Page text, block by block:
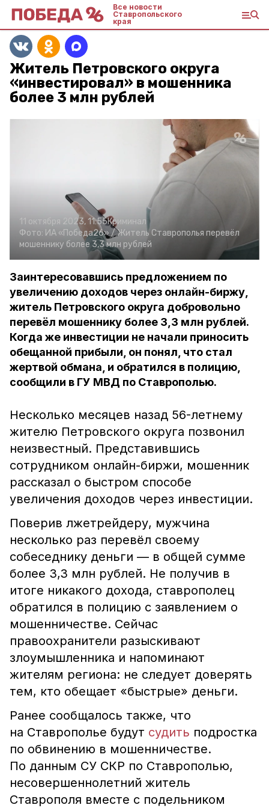
Все новости
Ставропольского
края
Житель Петровского округа
«инвестировал» в мошенника
более 3 млн рублей
11 октября 2023, 11:55Криминал
Фото: ИА «Победа26» /Житель Ставрополья перевёл
мошеннику более 3,3 млн рублей
Заинтересовавшись предложением по
увеличению доходов через онлайн-биржу,
житель Петровского округа добровольно
перевёл мошеннику более 3,3 млн рублей.
Когда же инвестиции не начали приносить
обещанной прибыли, он понял, что стал
жертвой обмана, и обратился в полицию,
сообщили в ГУ МВД по Ставрополью.
Несколько месяцев назад 56-летнему
жителю Петровского округа позвонил
неизвестный. Представившись
сотрудником онлайн-биржи, мошенник
рассказал о быстром способе
увеличения доходов через инвестиции.
Поверив лжетрейдеру, мужчина
несколько раз перевёл своему
собеседнику деньги — в общей сумме
более 3,3 млн рублей. Не получив в
итоге никакого дохода, ставрополец
обратился в полицию с заявлением о
мошенничестве. Сейчас
правоохранители разыскивают
злоумышленника и напоминают
жителям региона: не следует доверять
тем, кто обещает «быстрые» деньги.
Ранее сообщалось также, что
на Ставрополье будут судить подростка
по обвинению в мошенничестве.
По данным СУ СКР по Ставрополью,
несовершеннолетний житель
Ставрополя вместе с подельником